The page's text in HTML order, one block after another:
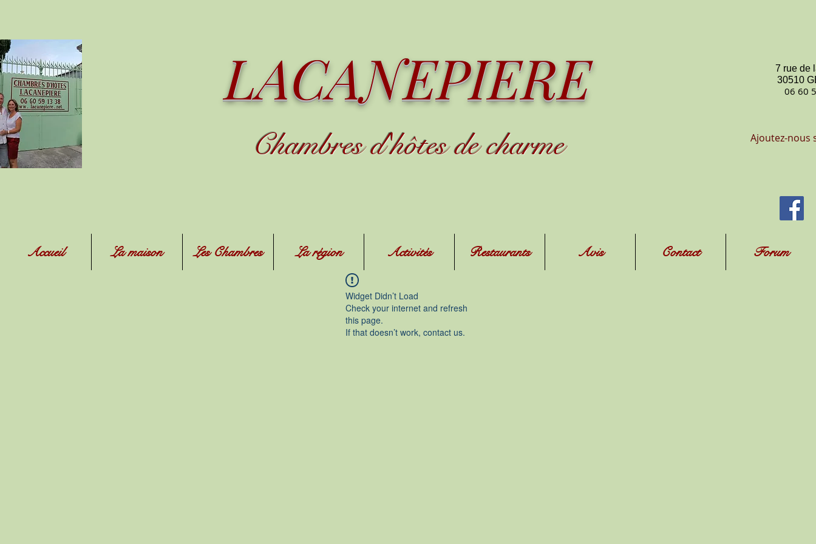
LACANEPIERE
Chambres d'hôtes de charme
7 rue de
30510
06 60
Ajoutez-nous
Accueil La maison Les Chambres La région Activités Restaurants Avis Contact Forum
Widget Didn’t Load
Check your internet and refresh
this page.
If that doesn’t work, contact us.